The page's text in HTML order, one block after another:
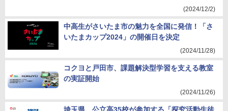
(2024/12/2)
中高生がさいたま市の魅力を全国に発信！「さ
いたまカップ2024」の開催日を決定
(2024/11/28)
コクヨと戸田市、課題解決型学習を支える教室
の実証開始
(2024/11/26)